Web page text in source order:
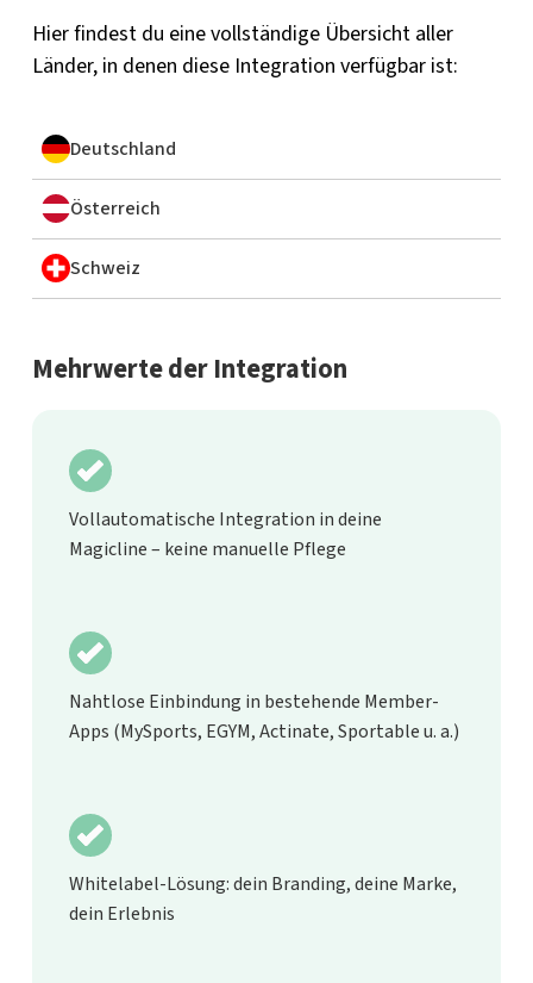
Hier findest du eine vollständige Übersicht aller
Länder, in denen diese Integration verfügbar ist:
Deutschland
Österreich
Schweiz
Mehrwerte der Integration
Vollautomatische Integration in deine
Magicline – keine manuelle Pflege
Nahtlose Einbindung in bestehende Member-
Apps (MySports, EGYM, Actinate, Sportable u. a.)
Whitelabel-Lösung: dein Branding, deine Marke,
dein Erlebnis